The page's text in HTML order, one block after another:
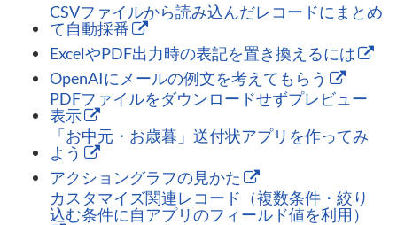
CSVファイルから読み込んだレコードにまとめ
て自動採番
ExcelやPDF出力時の表記を置き換えるには
OpenAIにメールの例文を考えてもらう
PDFファイルをダウンロードせずプレビュー
表示
「お中元・お歳暮」送付状アプリを作ってみ
よう
アクショングラフの見かた
カスタマイズ関連レコード（複数条件・絞り
込む条件に自アプリのフィールド値を利用）